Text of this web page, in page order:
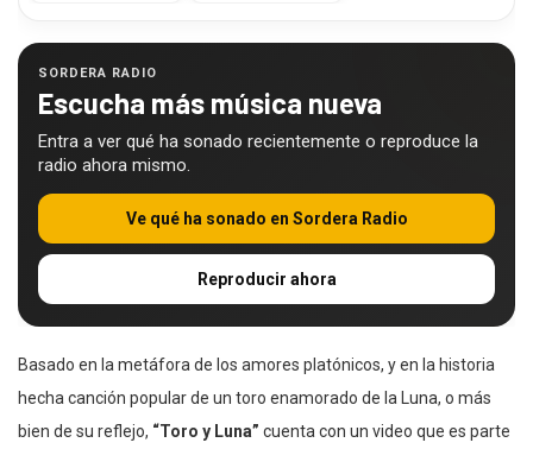
SORDERA RADIO
Escucha más música nueva
Entra a ver qué ha sonado recientemente o reproduce la
radio ahora mismo.
Ve qué ha sonado en Sordera Radio
Reproducir ahora
Basado en la metáfora de los amores platónicos, y en la historia
hecha canción popular de un toro enamorado de la Luna, o más
bien de su reflejo, “Toro y Luna” cuenta con un video que es parte